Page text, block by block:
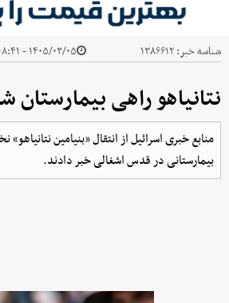
شناسه خبر:۱۳۸۶۶۱۲ ۱۴۰۵/۰۳/۰۵ - ۰۸:۴۱
نتانیاهو راهی بیمارستان
منابع خبری اسرائیل از انتقال «بنیامین
بیمارستانی در قدس اشغالی خبر دادند.